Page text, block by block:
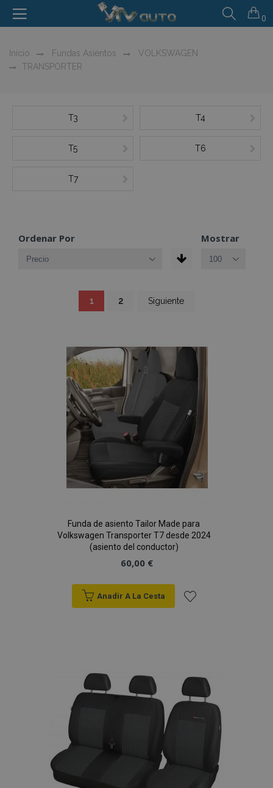
0
Inicio Fundas Asientos
VOLKSWAGEN
TRANSPORTER
T3 T4
T5 T6
T7
Ordenar Por Mostrar
estás
leyendo
1 2 Siguiente
Funda de asiento Tailor Made para
Volkswagen Transporter T7 desde 2024
(asiento del conductor)
60,00 €
Anadir A La Cesta
de
Deseos